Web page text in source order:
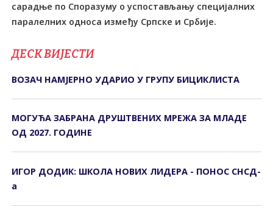
сарадње по Споразуму о успостављању специјалних
паралелних односа између Српске и Србије.
ДЕСК ВИЈЕСТИ
ВОЗАЧ НАМЈЕРНО УДАРИО У ГРУПУ БИЦИКЛИСТА
МОГУЋА ЗАБРАНА ДРУШТВЕНИХ МРЕЖА ЗА МЛАДЕ
ОД 2027. ГОДИНЕ
ИГОР ДОДИК: ШКОЛА НОВИХ ЛИДЕРА - ПОНОС СНСД-
а